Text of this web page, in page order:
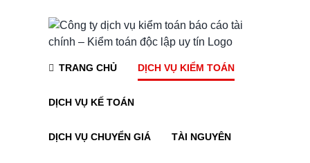
TRANG CHỦ DỊCH VỤ KIỂM TOÁN
DỊCH VỤ KẾ TOÁN
DỊCH VỤ CHUYỂN GIÁ TÀI NGUYÊN